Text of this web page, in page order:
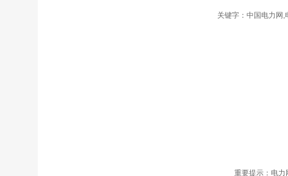
关键字：中国电力网,
重要提示：电力